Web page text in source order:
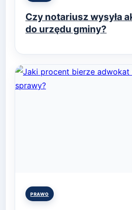
Czy notariusz wysyła
do urzędu gminy?
Posted
PRAWO